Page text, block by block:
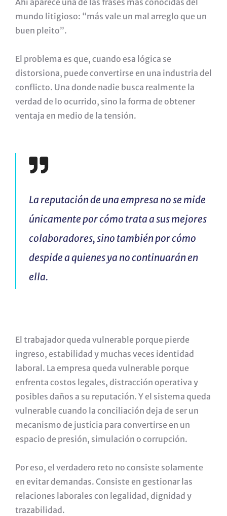
Ahí aparece una de las frases más conocidas del
mundo litigioso: “más vale un mal arreglo que un
buen pleito”.
El problema es que, cuando esa lógica se
distorsiona, puede convertirse en una industria del
conflicto. Una donde nadie busca realmente la
verdad de lo ocurrido, sino la forma de obtener
ventaja en medio de la tensión.
La reputación de una empresa no se mide
únicamente por cómo trata a sus mejores
colaboradores, sino también por cómo
despide a quienes ya no continuarán en
ella.
El trabajador queda vulnerable porque pierde
ingreso, estabilidad y muchas veces identidad
laboral. La empresa queda vulnerable porque
enfrenta costos legales, distracción operativa y
posibles daños a su reputación. Y el sistema queda
vulnerable cuando la conciliación deja de ser un
mecanismo de justicia para convertirse en un
espacio de presión, simulación o corrupción.
Por eso, el verdadero reto no consiste solamente
en evitar demandas. Consiste en gestionar las
relaciones laborales con legalidad, dignidad y
trazabilidad.